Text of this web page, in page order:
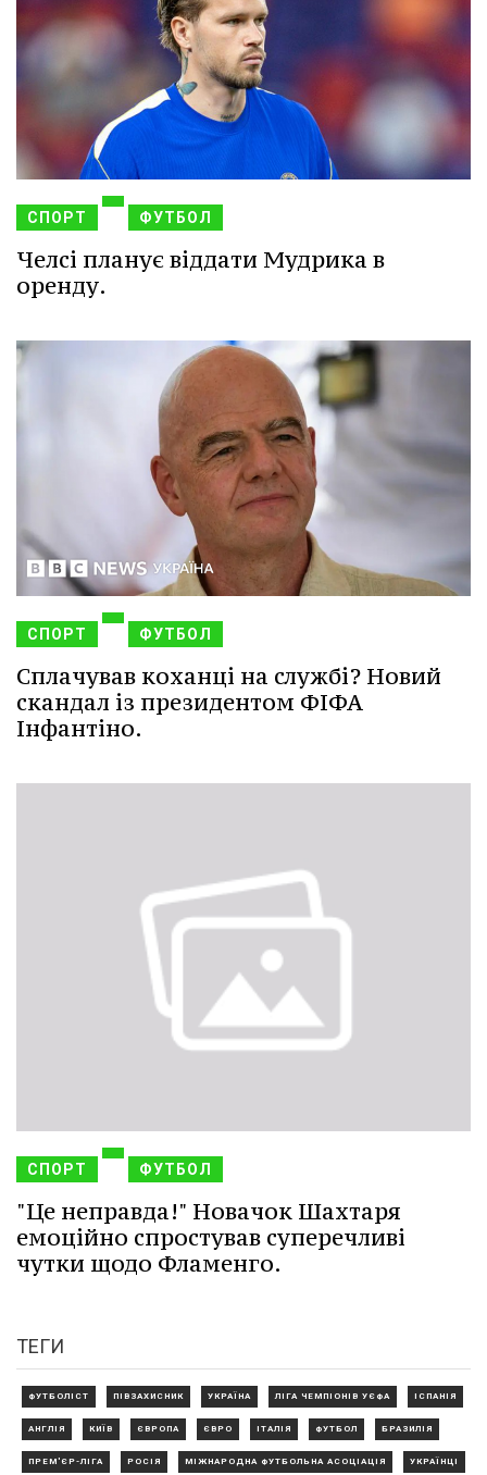
СПОРТ ФУТБОЛ
Челсі планує віддати Мудрика в
оренду.
СПОРТ ФУТБОЛ
Сплачував коханці на службі? Новий
скандал із президентом ФІФА
Інфантіно.
СПОРТ ФУТБОЛ
"Це неправда!" Новачок Шахтаря
емоційно спростував суперечливі
чутки щодо Фламенго.
ТЕГИ
ФУТБОЛІСТ ПІВЗАХИСНИК УКРАЇНА ЛІГА ЧЕМПІОНІВ УЄФА ІСПАНІЯ
АНГЛІЯ КИЇВ ЄВРОПА ЄВРО ІТАЛІЯ ФУТБОЛ БРАЗИЛІЯ
ПРЕМ'ЄР-ЛІГА РОСІЯ МІЖНАРОДНА ФУТБОЛЬНА АСОЦІАЦІЯ УКРАЇНЦІ